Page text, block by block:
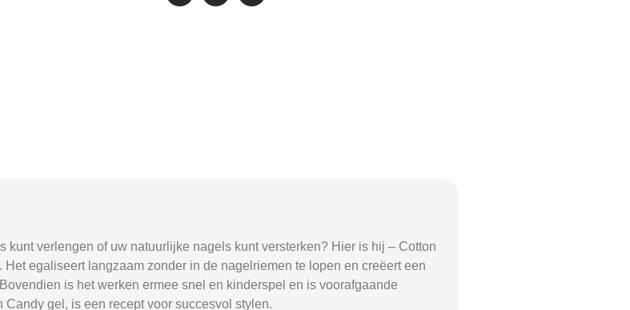
verlengen of uw natuurlijke nagels kunt versterken? Hier is hij – Cotton
egaliseert langzaam zonder in de nagelriemen te lopen en creëert een
is het werken ermee snel en kinderspel en is voorafgaande
gel, is een recept voor succesvol stylen.